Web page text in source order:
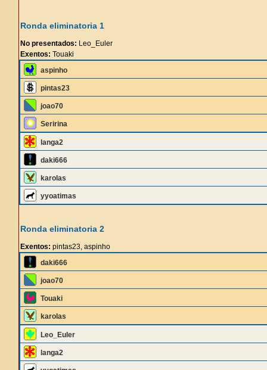
Ronda eliminatoria 1
No presentados: Leo_Euler
Exentos: Touaki
aspinho
pintas23
joao70
Seririna
langa2
daki666
karolas
yyoatimas
Ronda eliminatoria 2
Exentos: pintas23, aspinho
daki666
joao70
Touaki
karolas
Leo_Euler
langa2